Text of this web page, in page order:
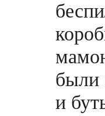
были
и